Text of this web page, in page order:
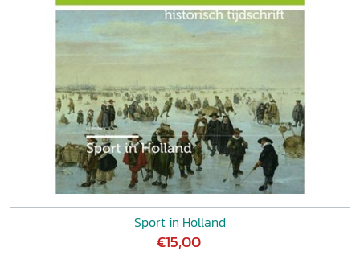
Sport in Holland
€15,00